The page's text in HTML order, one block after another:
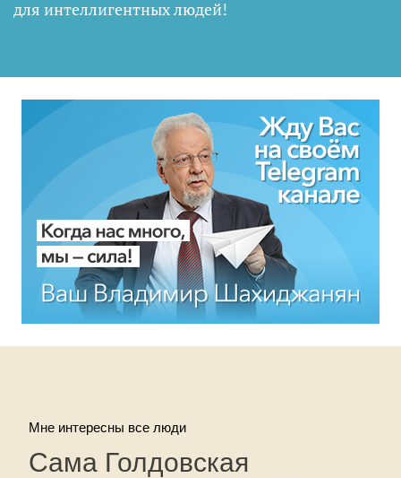
для интеллигентных людей!
Мне интересны все люди
Сама Голдовская